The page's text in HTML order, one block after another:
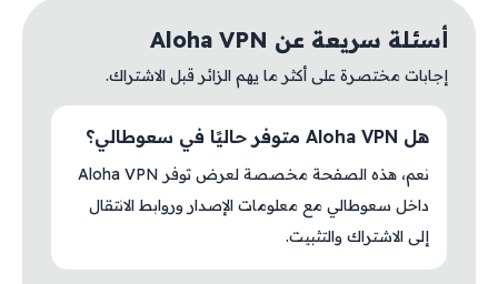
أسئلة سريعة عن Aloha VPN
إجابات مختصرة على أكثر ما يهم الزائر قبل الاشتراك.
هل Aloha VPN متوفر حاليًا في سعوطالي؟
نعم، هذه الصفحة مخصصة لعرض توفر Aloha VPN
داخل سعوطالي مع معلومات الإصدار وروابط الانتقال
إلى الاشتراك والتثبيت.